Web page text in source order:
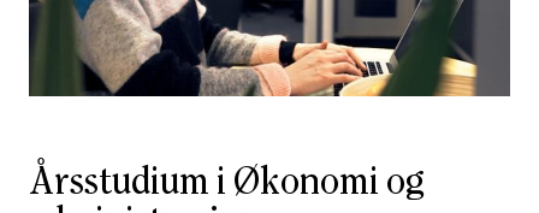
Årsstudium i Økonomi og